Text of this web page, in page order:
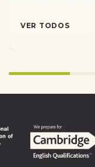
VER TODOS
Infinity%
completed